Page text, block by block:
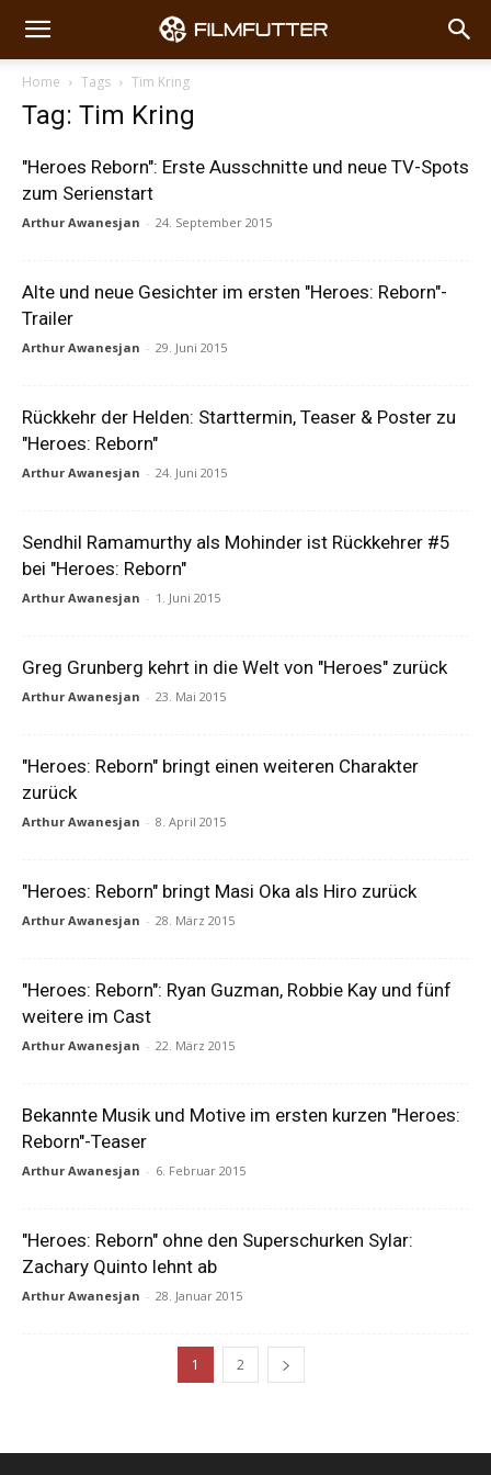
Home Tags Tim Kring
Tag: Tim Kring
"Heroes Reborn": Erste Ausschnitte und neue TV-Spots
zum Serienstart
Arthur Awanesjan - 24. September 2015
Alte und neue Gesichter im ersten "Heroes: Reborn"-
Trailer
Arthur Awanesjan - 29. Juni 2015
Rückkehr der Helden: Starttermin, Teaser & Poster zu
"Heroes: Reborn"
Arthur Awanesjan - 24. Juni 2015
Sendhil Ramamurthy als Mohinder ist Rückkehrer #5
bei "Heroes: Reborn"
Arthur Awanesjan - 1. Juni 2015
Greg Grunberg kehrt in die Welt von "Heroes" zurück
Arthur Awanesjan - 23. Mai 2015
"Heroes: Reborn" bringt einen weiteren Charakter
zurück
Arthur Awanesjan - 8. April 2015
"Heroes: Reborn" bringt Masi Oka als Hiro zurück
Arthur Awanesjan - 28. März 2015
"Heroes: Reborn": Ryan Guzman, Robbie Kay und fünf
weitere im Cast
Arthur Awanesjan - 22. März 2015
Bekannte Musik und Motive im ersten kurzen "Heroes:
Reborn"-Teaser
Arthur Awanesjan - 6. Februar 2015
"Heroes: Reborn" ohne den Superschurken Sylar:
Zachary Quinto lehnt ab
Arthur Awanesjan - 28. Januar 2015
1 2